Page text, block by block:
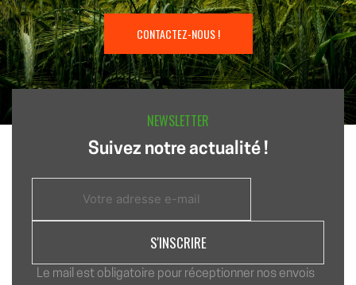
CONTACTEZ-NOUS !
NEWSLETTER
Suivez notre actualité !
Le mail est obligatoire pour réceptionner nos envois